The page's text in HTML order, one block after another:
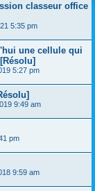
e
classeur office
5:35 pm
une cellule qui
5:27 pm
9:49 am
pm
9:59 am